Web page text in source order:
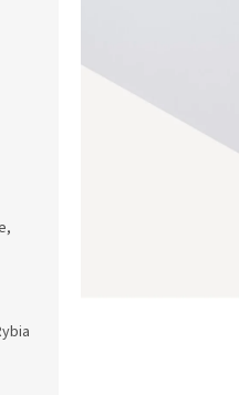
hviezdičiek.